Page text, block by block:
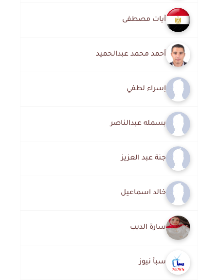
آيات مصطفى
أحمد محمد عبدالحميد
إسراء لطفي
بسمله عبدالناصر
جنة عبد العزيز
خالد اسماعيل
سارة الديب
سبأ نيوز